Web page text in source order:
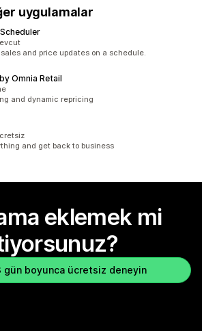
uygulamalar
and price updates on a schedule.
Omnia Retail
and dynamic repricing
and get back to business
eklemek mi
gün boyunca ücretsiz deneyin